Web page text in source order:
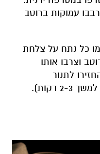
עמוקות ברוטב
כל נתח על צלחת
וצרבו אותו
לתנור